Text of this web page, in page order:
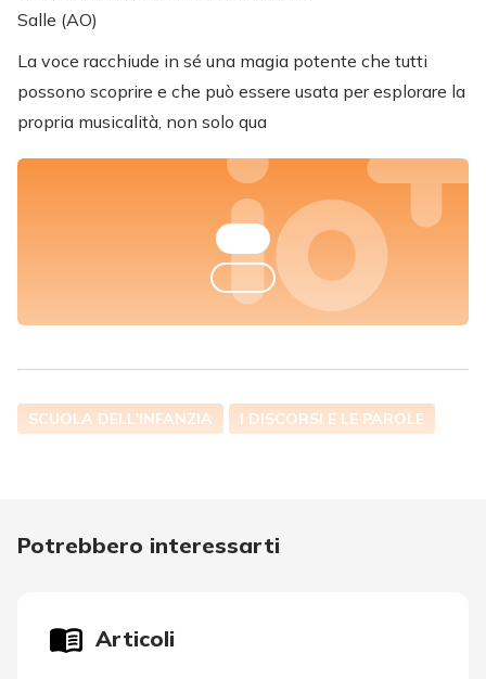
Salle (AO)
La voce racchiude in sé una magia potente che tutti
possono scoprire e che può essere usata per esplorare la
propria musicalità, non solo qua
SCUOLA DELL'INFANZIA I DISCORSI E LE PAROLE
Potrebbero interessarti
Articoli